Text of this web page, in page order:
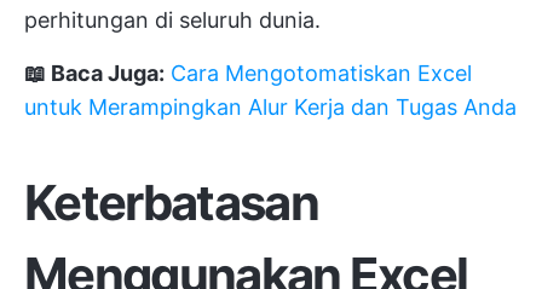
perhitungan di seluruh dunia.
📖 Baca Juga: Cara Mengotomatiskan Excel
untuk Merampingkan Alur Kerja dan Tugas Anda
Keterbatasan
Menggunakan Excel